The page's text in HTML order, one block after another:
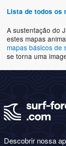
Lista de todos os
A sustentação do
estes mapas
mapas básicos de
se torna uma
Descobrir nossa